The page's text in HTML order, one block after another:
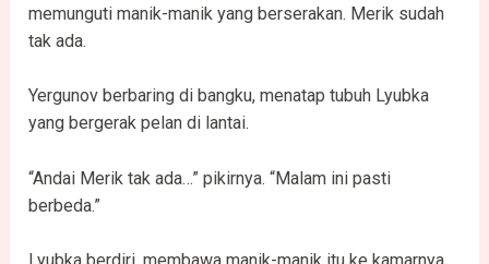
memunguti manik-manik yang berserakan. Merik sudah
tak ada.
Yergunov berbaring di bangku, menatap tubuh Lyubka
yang bergerak pelan di lantai.
“Andai Merik tak ada…” pikirnya. “Malam ini pasti
berbeda.”